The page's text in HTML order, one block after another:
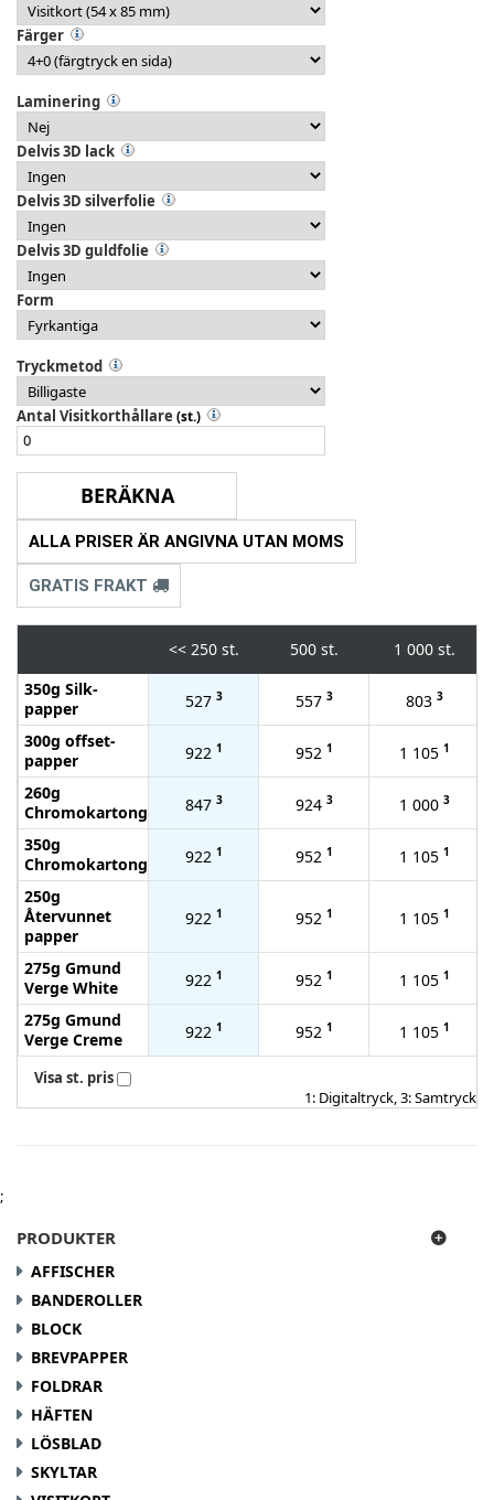
Färger
Laminering
Delvis 3D lack
Delvis 3D silverfolie
Delvis 3D guldfolie
Form
Tryckmetod
Antal Visitkorthållare (st.)
ALLA PRISER ÄR ANGIVNA UTAN MOMS
GRATIS FRAKT
<<250 st. 500 st.
1 000 st.
350g Silk-
papper
527 3 557 3 803 3
300g offset-
papper
922 1 952 1 1 105 1
260g
Chromokartong
847 3 924 3 1 000 3
350g
Chromokartong
922 1 952 1 1 105 1
250g
Återvunnet
papper
922 1 952 1 1 105 1
275g Gmund
Verge White
922 1 952 1 1 105 1
275g Gmund
Verge Creme
922 1 952 1 1 105 1
Visa st. pris
1: Digitaltryck, 3: Samtryck
;
PRODUKTER
AFFISCHER
BANDEROLLER
BLOCK
BREVPAPPER
FOLDRAR
HÄFTEN
LÖSBLAD
SKYLTAR